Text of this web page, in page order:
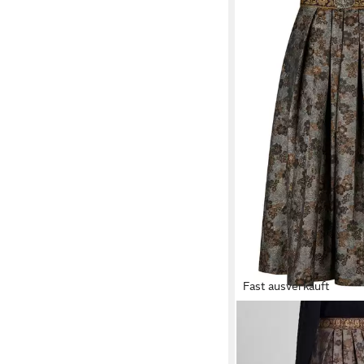
Fast ausverkauft
SPIETH & WENSKY
Kathrin (1-tlg) mit
139,90 €